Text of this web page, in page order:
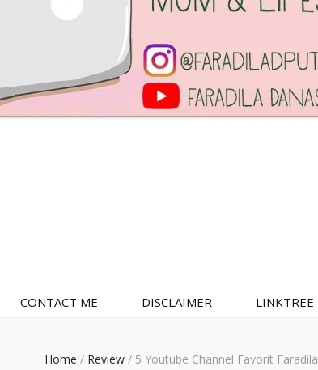
CONTACT ME DISCLAIMER LINKTREE
Home / Review / 5 Youtube Channel Favorit Faradila